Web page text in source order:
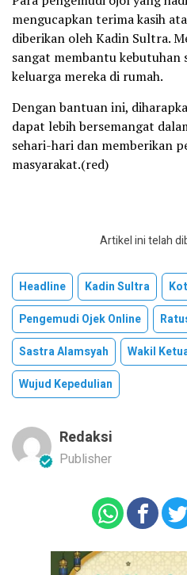
mengucapkan terima kasih
diberikan oleh Kadin Sultra.
sangat membantu
keluarga mereka di rumah.
Dengan bantuan ini,
dapat lebih bersemangat
sehari-hari dan memberikan
masyarakat.(red)
Artikel ini telah
Headline Kadin Sultra
Pengemudi Ojek Online
Sastra Alamsyah
Wakil
Wujud Kepedulian
Redaksi
Publisher